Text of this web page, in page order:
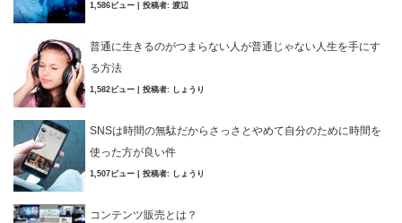
1,586ビュー 投稿者: 渡辺
普通に生きるのがつまらない人が普通じゃない人生を手にす
る方法
1,582ビュー 投稿者: しょうり
SNSは時間の無駄だからさっさとやめて自分のために時間を
使った方が良い件
1,507ビュー 投稿者: しょうり
コンテンツ販売とは？